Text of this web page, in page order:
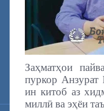
Заҳматҳои
пуркор Анзурат
ин китоб аз
миллӣ ва эҳёи